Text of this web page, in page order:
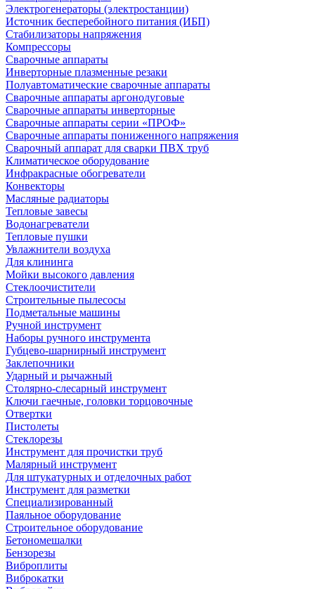
Электрогенераторы (электростанции)
Источник бесперебойного питания (ИБП)
Стабилизаторы напряжения
Компрессоры
Сварочные аппараты
Инверторные плазменные резаки
Полуавтоматические сварочные аппараты
Сварочные аппараты аргонодуговые
Сварочные аппараты инверторные
Сварочные аппараты серии «ПРОФ»
Сварочные аппараты пониженного напряжения
Сварочный аппарат для сварки ПВХ труб
Климатическое оборудование
Инфракрасные обогреватели
Конвекторы
Масляные радиаторы
Тепловые завесы
Водонагреватели
Тепловые пушки
Увлажнители воздуха
Для клининга
Мойки высокого давления
Стеклоочистители
Строительные пылесосы
Подметальные машины
Ручной инструмент
Наборы ручного инструмента
Губцево-шарнирный инструмент
Заклепочники
Ударный и рычажный
Столярно-слесарный инструмент
Ключи гаечные, головки торцовочные
Отвертки
Пистолеты
Стеклорезы
Инструмент для прочистки труб
Малярный инструмент
Для штукатурных и отделочных работ
Инструмент для разметки
Специализированный
Паяльное оборудование
Строительное оборудование
Бетономешалки
Бензорезы
Виброплиты
Виброкатки